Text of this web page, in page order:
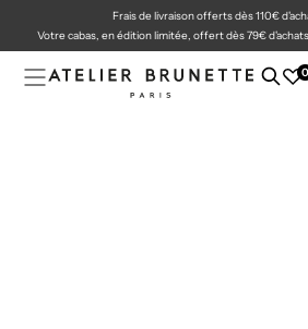
AU
CONTENU
Frais de livraison offerts dès 110€
Votre cabas, en édition limitée, offert dès 79€
0